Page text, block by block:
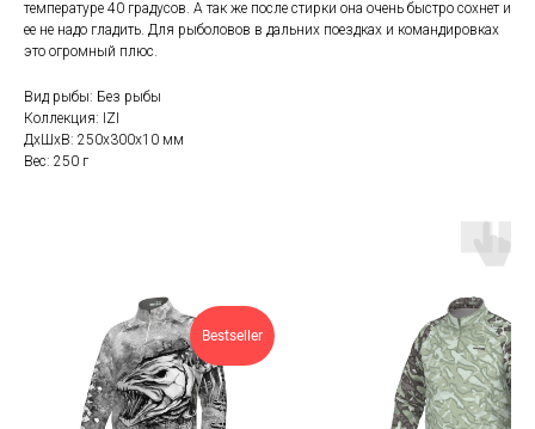
температуре 40 градусов. А так же после стирки она очень быстро сохнет и
ее не надо гладить. Для рыболовов в дальних поездках и командировках
это огромный плюс.
Вид рыбы: Без рыбы
Коллекция: IZI
ДxШxВ: 250x300x10 мм
Вес: 250 г
Bestseller